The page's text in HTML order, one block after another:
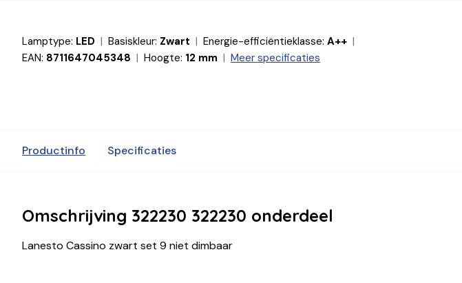
Lamptype: LED Basiskleur: Zwart Energie-efficiëntieklasse: A++
EAN: 8711647045348 Hoogte: 12 mm Meer specificaties
Productinfo Specificaties
Omschrijving 322230 322230 onderdeel
Lanesto Cassino zwart set 9 niet dimbaar